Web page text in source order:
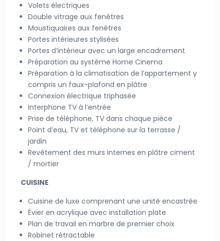
Volets électriques
Double vitrage aux fenêtres
Moustiquaires aux fenêtres
Portes intérieures stylisées
Portes d’intérieur avec un large encadrement
Préparation au système Home Cinema
Préparation à la climatisation de l’appartement y
compris un faux-plafond en plâtre
Connexion électrique triphasée
Interphone TV à l’entrée
Prise de téléphone, TV dans chaque pièce
Point d’eau, TV et téléphone sur la terrasse /
jardin
Revêtement des murs internes en plâtre ciment
/ mortier
CUISINE
Cuisine de luxe comprenant une unité encastrée
Évier en acrylique avec installation plate
Plan de travail en marbre de premier choix
Robinet rétractable